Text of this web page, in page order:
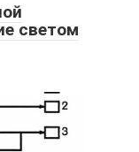
светом